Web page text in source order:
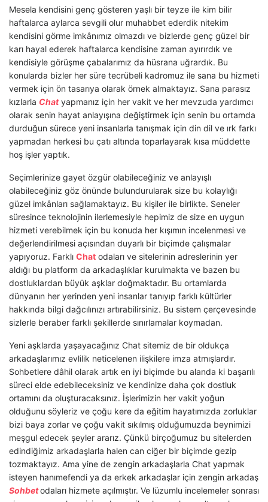
Mesela kendisini genç gösteren yaşlı bir teyze ile kim bilir
haftalarca aylarca sevgili olur muhabbet ederdik nitekim
kendisini görme imkânımız olmazdı ve bizlerde genç güzel bir
karı hayal ederek haftalarca kendisine zaman ayırırdık ve
kendisiyle görüşme çabalarımız da hüsrana uğrardık. Bu
konularda bizler her süre tecrübeli kadromuz ile sana bu hizmeti
vermek için ön tasarıya olarak örnek almaktayız. Sana parasız
kızlarla Chat yapmanız için her vakit ve her mevzuda yardımcı
olarak senin hayat anlayışına değiştirmek için senin bu ortamda
durduğun sürece yeni insanlarla tanışmak için din dil ve ırk farkı
yapmadan herkesi bu çatı altında toparlayarak kısa müddette
hoş işler yaptık.
Seçimlerinize gayet özgür olabileceğiniz ve anlayışlı
olabileceğiniz göz önünde bulundurularak size bu kolaylığı
güzel imkânları sağlamaktayız. Bu kişiler ile birlikte. Seneler
süresince teknolojinin ilerlemesiyle hepimiz de size en uygun
hizmeti verebilmek için bu konuda her kışımın incelenmesi ve
değerlendirilmesi açısından duyarlı bir biçimde çalışmalar
yapıyoruz. Farklı Chat odaları ve sitelerinin adreslerinin yer
aldığı bu platform da arkadaşlıklar kurulmakta ve bazen bu
dostluklardan büyük aşklar doğmaktadır. Bu ortamlarda
dünyanın her yerinden yeni insanlar tanıyıp farklı kültürler
hakkında bilgi dağcılınızı artırabilirsiniz. Bu sistem çerçevesinde
sizlerle beraber farklı şekillerde sınırlamalar koymadan.
Yeni aşklarda yaşayacağınız Chat sitemiz de bir oldukça
arkadaşlarımız evlilik neticelenen ilişkilere imza atmışlardır.
Sohbetlere dâhil olarak artık en iyi biçimde bu alanda ki başarılı
süreci elde edebileceksiniz ve kendinize daha çok dostluk
ortamını da oluşturacaksınız. İşlerimizin her vakit yoğun
olduğunu söyleriz ve çoğu kere da eğitim hayatımızda zorluklar
bizi baya zorlar ve çoğu vakit sıkılmış olduğumuzda beynimizi
meşgul edecek şeyler ararız. Çünkü birçoğumuz bu sitelerden
edindiğimiz arkadaşlarla halen can ciğer bir biçimde gezip
tozmaktayız. Ama yine de zengin arkadaşlarla Chat yapmak
isteyen hanımefendi ya da erkek arkadaşlar için zengin arkadaş
Sohbetodaları hizmete açılmıştır. Ve lüzumlu incelemeler sonrası